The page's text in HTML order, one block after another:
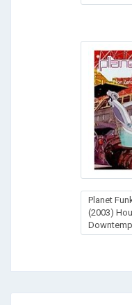
Planet
(2003)